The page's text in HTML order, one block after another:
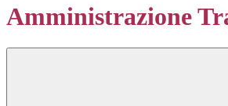
Amministrazione